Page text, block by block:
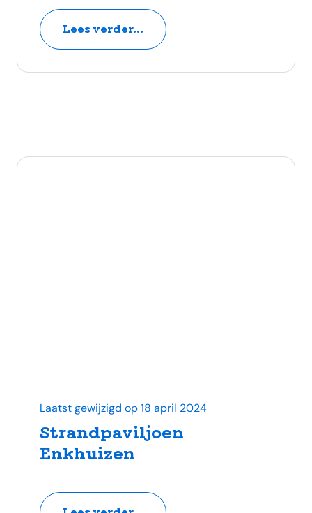
Lees verder...
Strandpaviljoen
Enkhuizen
Laatst gewijzigd op 18 april 2024